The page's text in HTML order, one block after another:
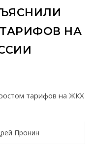
НА
тарифов на ЖКХ
Пронин